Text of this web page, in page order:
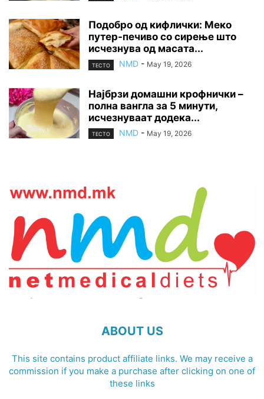
Подобро од кифлички: Меко
путер-печиво со сирење што
исчезнува од масата...
ТЕСТО NMD - May 19, 2026
Најбрзи домашни крофнички –
полна вангла за 5 минути,
исчезнуваат додека...
ТЕСТО NMD - May 19, 2026
ABOUT US
This site contains product affiliate links. We may receive a
commission if you make a purchase after clicking on one of
these links